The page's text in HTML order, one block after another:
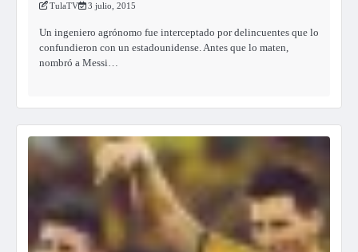
TulaTV 3 julio, 2015
Un ingeniero agrónomo fue interceptado por delincuentes que lo
confundieron con un estadounidense. Antes que lo maten,
nombró a Messi…